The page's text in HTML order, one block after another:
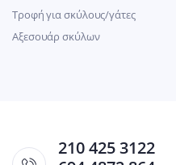
Τροφή για σκύλους/γάτες
Αξεσουάρ σκύλων
210 425 3122